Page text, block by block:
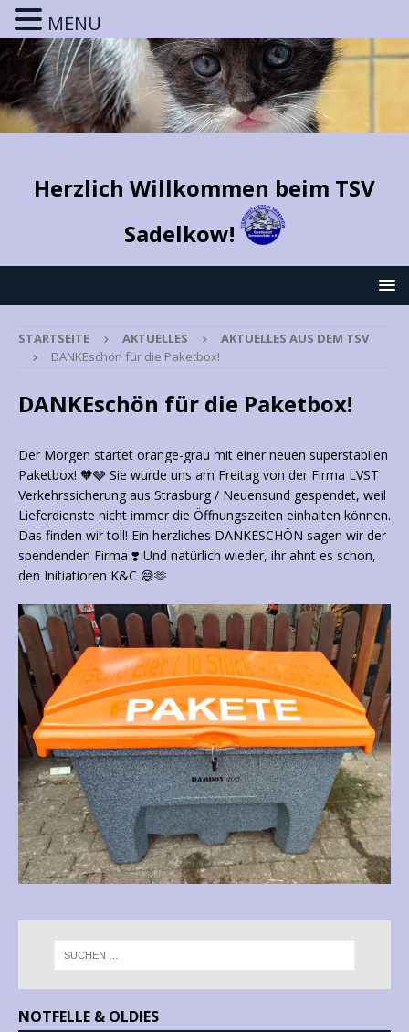
Herzlich Willkommen beim TSV
Sadelkow!
STARTSEITE AKTUELLES
AKTUELLES AUS DEM TSV
DANKEschön für die Paketbox!
DANKEschön für die Paketbox!
Der Morgen startet orange-grau mit einer neuen superstabilen
Paketbox! 🧡🩶 Sie wurde uns am Freitag von der Firma LVST
Verkehrssicherung aus Strasburg / Neuensund gespendet, weil
Lieferdienste nicht immer die Öffnungszeiten einhalten können.
Das finden wir toll! Ein herzliches DANKESCHÖN sagen wir der
spendenden Firma ❣️ Und natürlich wieder, ihr ahnt es schon,
den Initiatioren K&C 😅🫶
NOTFELLE & OLDIES
MENU